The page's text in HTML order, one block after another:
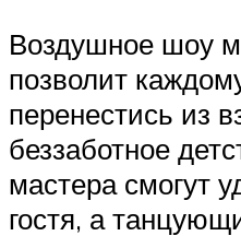
Воздушное шоу
позволит
перенестись из
беззаботное
мастера смогут
гостя, а